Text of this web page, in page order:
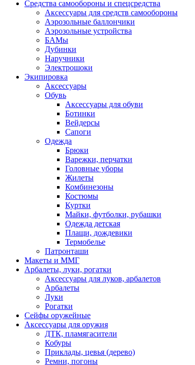
Средства самообороны и спецсредства
Аксессуары для средств самообороны
Аэрозольные баллончики
Аэрозольные устройства
БАМы
Дубинки
Наручники
Электрошоки
Экипировка
Аксессуары
Обувь
Аксессуары для обуви
Ботинки
Вейдерсы
Сапоги
Одежда
Брюки
Варежки, перчатки
Головные уборы
Жилеты
Комбинезоны
Костюмы
Куртки
Майки, футболки, рубашки
Одежда детская
Плащи, дождевики
Термобелье
Патронташи
Макеты и ММГ
Арбалеты, луки, рогатки
Аксессуары для луков, арбалетов
Арбалеты
Луки
Рогатки
Сейфы оружейные
Аксессуары для оружия
ДТК, пламягасители
Кобуры
Приклады, цевья (дерево)
Ремни, погоны